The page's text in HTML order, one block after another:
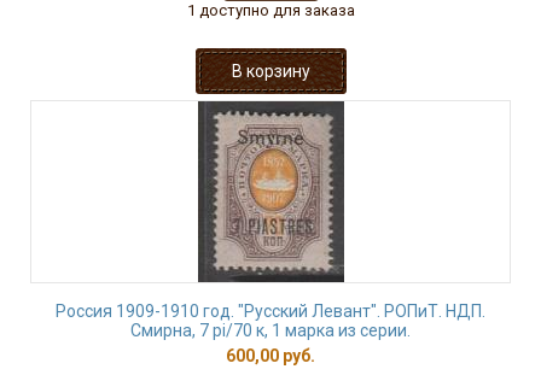
1 доступно для заказа
Россия 1909-1910 год. "Русский Левант". РОПиТ. НДП.
Смирна, 7 рi/70 к, 1 марка из серии.
600,00 руб.